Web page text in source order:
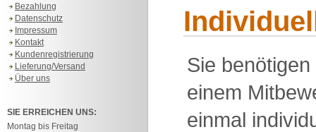
Bezahlung
Datenschutz
Impressum
Kontakt
Kundenregistrierung
Lieferung/Versand
Über uns
SIE ERREICHEN UNS:
Montag bis Freitag
Sie
einem
einmal